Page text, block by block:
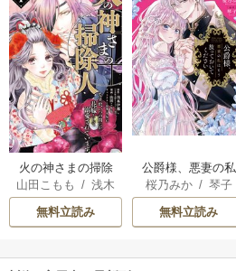
火の神さまの掃除
人ですが、いつの
間にか花嫁として
溺愛されています
山田こもも /浅木
伊都
/ SNC
無料立読み
公爵様、悪妻の私
はもう放っておい
てください
桜乃みか/ 琴子
無料立読み